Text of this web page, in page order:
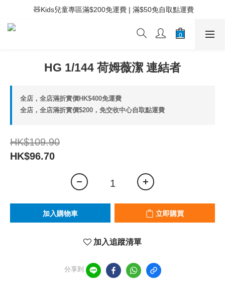
⚡滿$400免運費 | 滿$200免Easy Trade自取點運費
🧸Kids兒童專區滿$200免運費 | 滿$50免自取點運費
⚡滿$400免運費 | 滿$200免Easy Trade自取點運費
HG 1/144 荷姆薇潔 連結者
全店，全店滿折實價HK$400免運費
全店，全店滿折實價$200，免交收中心自取點運費
HK$109.90
HK$96.70
加入購物車 立即購買
加入追蹤清單
分享到